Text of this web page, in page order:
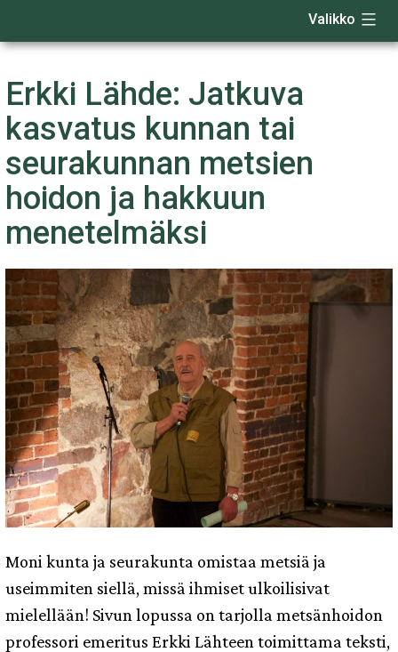
Siirry
sisältöön
Valikko
Erkki Lähde: Jatkuva
kasvatus kunnan tai
seurakunnan metsien
hoidon ja hakkuun
menetelmäksi
Moni kunta ja seurakunta omistaa metsiä ja
useimmiten siellä, missä ihmiset ulkoilisivat
mielellään! Sivun lopussa on tarjolla metsänhoidon
professori emeritus Erkki Lähteen toimittama teksti,